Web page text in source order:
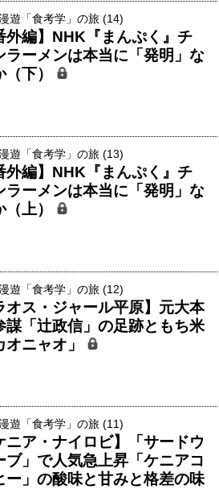
遊「食考学」の旅 (14)
外編】NHK『まんぷく』チ
ラーメンは本当に「発明」な
（下）
遊「食考学」の旅 (13)
外編】NHK『まんぷく』チ
ラーメンは本当に「発明」な
（上）
遊「食考学」の旅 (12)
オス・ジャール平原】元大本
謀「辻政信」の足跡ともち米
オニャオ」
遊「食考学」の旅 (11)
ニア・ナイロビ】「サードウ
ブ」で人気急上昇「ケニアコ
ー」の酸味と甘みと格差の味